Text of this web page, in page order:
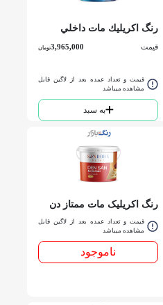
رنگ اكريليك مات داخلي
پروسان سفيد 207 ساندورا
قیمت 3,965,000تومان
قیمت و تعداد عمده بعد از لاگین قابل
مشاهده میباشد
به سبد
رنگ اکریلیک مات ممتاز دن
سان سفيد 206 ساندورا گالن
قیمت و تعداد عمده بعد از لاگین قابل
مشاهده میباشد
ناموجود